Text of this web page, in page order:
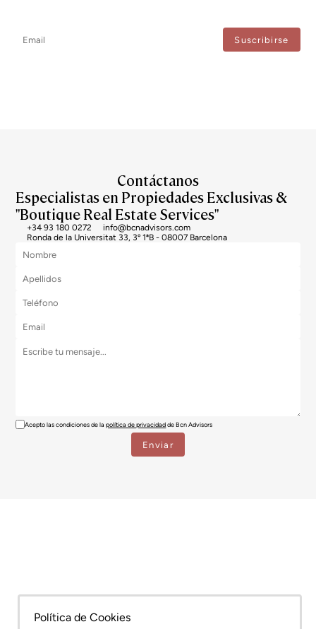
Contáctanos
Especialistas en Propiedades Exclusivas &
"Boutique Real Estate Services"
+34 93 180 0272
info@bcnadvisors.com
Ronda de la Universitat 33, 3º 1ªB - 08007 Barcelona
Acepto las condiciones de lapolítica de privacidadde Bcn Advisors
Política de Cookies